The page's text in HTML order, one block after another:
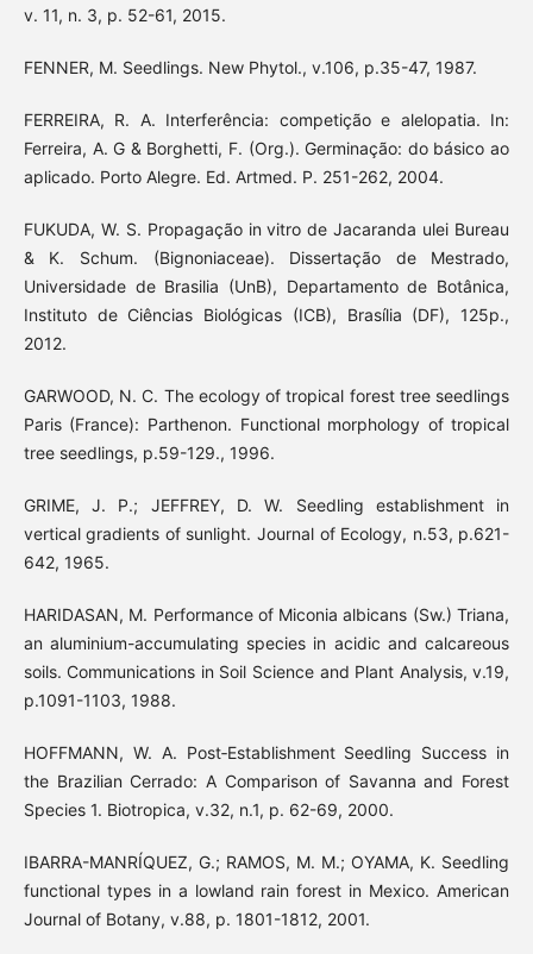
v. 11, n. 3, p. 52-61, 2015.
FENNER, M. Seedlings. New Phytol., v.106, p.35-47, 1987.
FERREIRA, R. A. Interferência: competição e alelopatia. In:
Ferreira, A. G & Borghetti, F. (Org.). Germinação: do básico ao
aplicado. Porto Alegre. Ed. Artmed. P. 251-262, 2004.
FUKUDA, W. S. Propagação in vitro de Jacaranda ulei Bureau
& K. Schum. (Bignoniaceae). Dissertação de Mestrado,
Universidade de Brasilia (UnB), Departamento de Botânica,
Instituto de Ciências Biológicas (ICB), Brasília (DF), 125p.,
2012.
GARWOOD, N. C. The ecology of tropical forest tree seedlings
Paris (France): Parthenon. Functional morphology of tropical
tree seedlings, p.59-129., 1996.
GRIME, J. P.; JEFFREY, D. W. Seedling establishment in
vertical gradients of sunlight. Journal of Ecology, n.53, p.621-
642, 1965.
HARIDASAN, M. Performance of Miconia albicans (Sw.) Triana,
an aluminium-accumulating species in acidic and calcareous
soils. Communications in Soil Science and Plant Analysis, v.19,
p.1091-1103, 1988.
HOFFMANN, W. A. Post‐Establishment Seedling Success in
the Brazilian Cerrado: A Comparison of Savanna and Forest
Species 1. Biotropica, v.32, n.1, p. 62-69, 2000.
IBARRA-MANRÍQUEZ, G.; RAMOS, M. M.; OYAMA, K. Seedling
functional types in a lowland rain forest in Mexico. American
Journal of Botany, v.88, p. 1801-1812, 2001.